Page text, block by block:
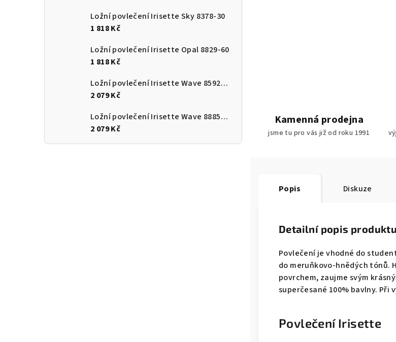
Ložní povlečení Irisette Sky 8378-30
1 818 Kč
Ložní povlečení Irisette Opal 8829-60
1 818 Kč
Ložní povlečení Irisette Wave 8592-90
2 079 Kč
Ložní povlečení Irisette Wave 8885-10
2 079 Kč
Kamenná prodejna
jsme tu pro vás již od roku 1991
Popis Diskuze
Detailní popis produktu
Povlečení je vhodné do
do meruňkovo-hnědých tónů.
povrchem, zaujme svým
superčesané 100% bavlny.
Povlečení Irisette